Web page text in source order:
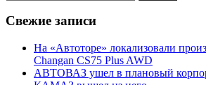
Свежие записи
На «Автоторе» локализовали
Changan CS75 Plus AWD
АВТОВАЗ ушел в плановый